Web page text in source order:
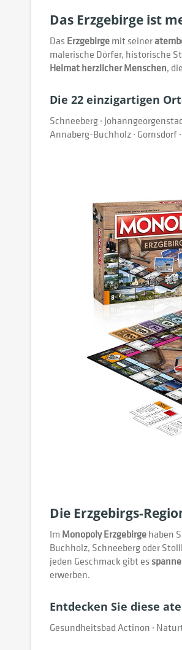
Das Erzgebirge ist
Das Erzgebirgemit seiner
malerische Dörfer, historische
Heimat herzlicher Menschen,
Die 22 einzigartigen
Schneeberg ·
Annaberg-Buchholz · Gornsdorf
Die Erzgebirgs-
Im Monopoly Erzgebirgehaben
Buchholz, Schneeberg oder
jeden Geschmack gibt es
erwerben.
Entdecken Sie diese
Gesundheitsbad Actinon ·